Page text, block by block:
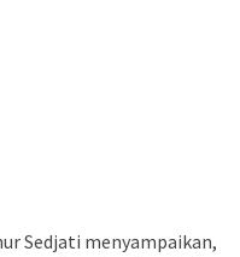
Sedjati menyampaikan,